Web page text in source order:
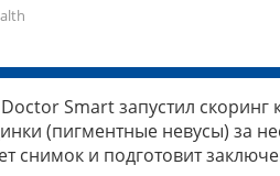
Smart запустил
(пигментные невусы) за
снимок и подготовит